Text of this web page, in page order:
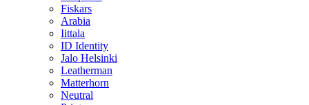
Fiskars
Arabia
Iittala
ID Identity
Jalo Helsinki
Leatherman
Matterhorn
Neutral